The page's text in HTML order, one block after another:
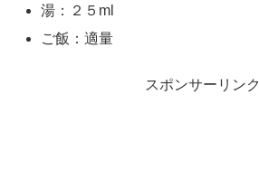
湯：２５ml
ご飯：適量
スポンサーリンク